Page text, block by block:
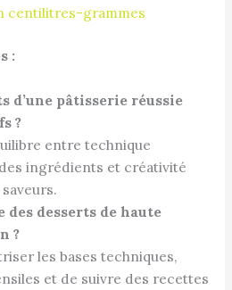
centilitres-grammes
:
d’une pâtisserie réussie
?
entre technique
ingrédients et créativité
desserts de haute
?
les bases techniques,
et de suivre des recettes